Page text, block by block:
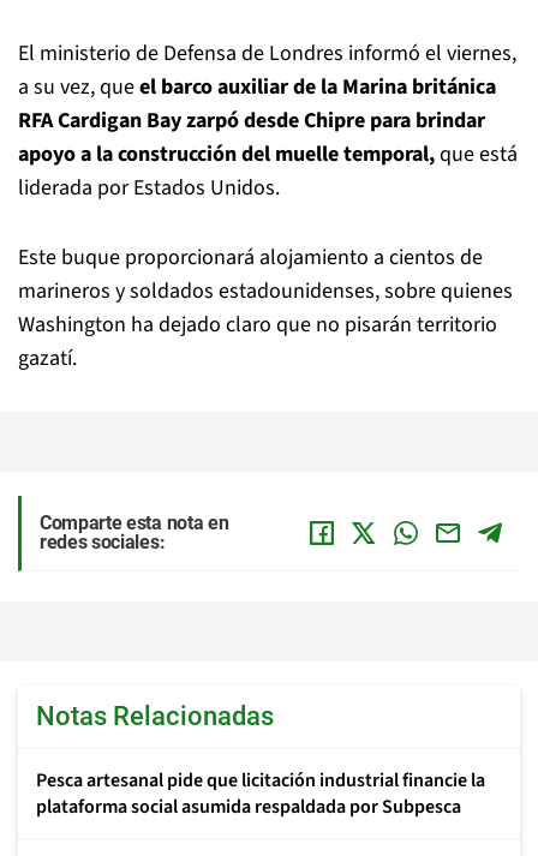
El ministerio de Defensa de Londres informó el viernes,
a su vez, queel barco auxiliar de la Marina británica
RFA Cardigan Bay zarpó desde Chipre para brindar
apoyo a la construcción del muelle temporal,que está
liderada por Estados Unidos.
Este buque proporcionará alojamiento a cientos de
marineros y soldados estadounidenses, sobre quienes
Washington ha dejado claro que no pisarán territorio
gazatí.
Comparte esta nota en
redes sociales:
Notas Relacionadas
Pesca artesanal pide que licitación industrial financie la
plataforma social asumida respaldada por Subpesca